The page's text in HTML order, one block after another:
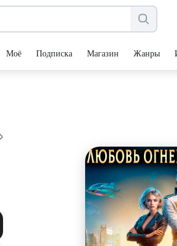
Моё Подписка Магазин Жанры